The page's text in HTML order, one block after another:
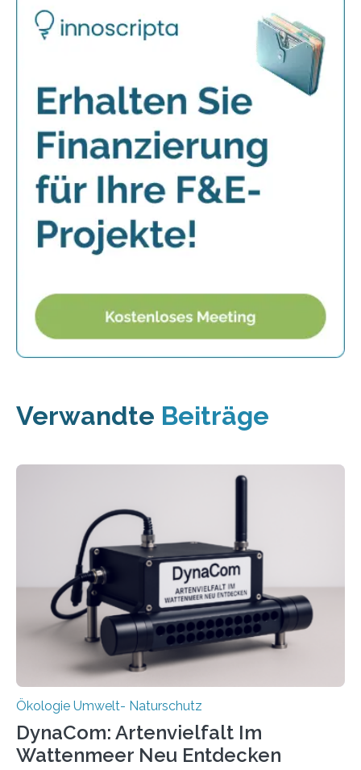
Verwandte Beiträge
Ökologie Umwelt- Naturschutz
DynaCom: Artenvielfalt Im
Wattenmeer Neu Entdecken